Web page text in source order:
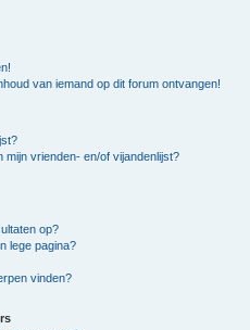
van iemand op dit forum ontvangen!
vrienden- en/of vijandenlijst?
op?
lege pagina?
vinden?